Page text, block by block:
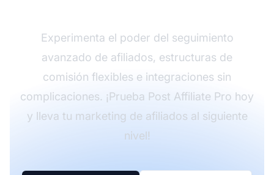
Experimenta el poder del seguimiento
avanzado de afiliados, estructuras de
comisión flexibles e integraciones sin
complicaciones. ¡Prueba Post Affiliate Pro hoy
y lleva tu marketing de afiliados al siguiente
nivel!